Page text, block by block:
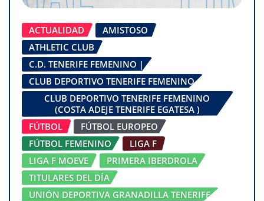
ACTUALIDAD
AMISTOSO
ATHLETIC CLUB
C.D. TENERIFE FEMENINO |
CLUB DEPORTIVO TENERIFE FEMENINO
CLUB DEPORTIVO TENERIFE FEMENINO
(COSTA ADEJE TENERIFE EGATESA )
FÚTBOL
FÚTBOL EUROPEO
FÚTBOL FEMENINO
LIGA F
LIGA F MOEVE
PRIMERA IBERDROLA
TITULARES DEL DÍA
UNIÓN DEPORTIVA GRANADILLA TENERIFE